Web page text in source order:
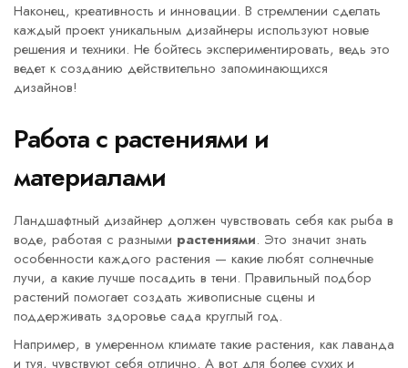
Наконец, креативность и инновации. В стремлении сделать
каждый проект уникальным дизайнеры используют новые
решения и техники. Не бойтесь экспериментировать, ведь это
ведет к созданию действительно запоминающихся
дизайнов!
Работа с растениями и
материалами
Ландшафтный дизайнер должен чувствовать себя как рыба в
воде, работая с разными растениями. Это значит знать
особенности каждого растения — какие любят солнечные
лучи, а какие лучше посадить в тени. Правильный подбор
растений помогает создать живописные сцены и
поддерживать здоровье сада круглый год.
Например, в умеренном климате такие растения, как лаванда
и туя, чувствуют себя отлично. А вот для более сухих и